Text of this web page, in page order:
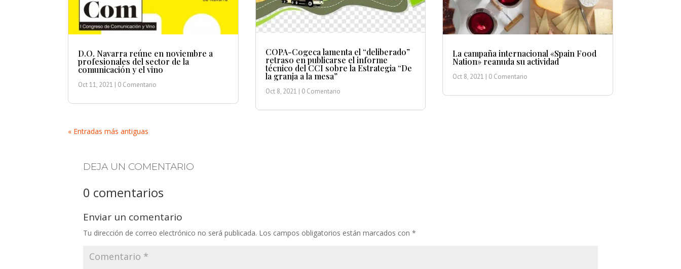
D.O. Navarra reúne en noviembre a
profesionales del sector de la
comunicación y el vino
Oct 11, 2021 | 0 Comentario
COPA-Cogeca lamenta el “deliberado”
retraso en publicarse el informe
técnico del CCI sobre la Estrategia “De
la granja a la mesa”
Oct 8, 2021 | 0 Comentario
La campaña internacional «Spain Food
Nation» reanuda su actividad
Oct 8, 2021 | 0 Comentario
« Entradas más antiguas
DEJA UN COMENTARIO
0 comentarios
Enviar un comentario
Tu dirección de correo electrónico no será publicada. Los campos obligatorios están marcados con*